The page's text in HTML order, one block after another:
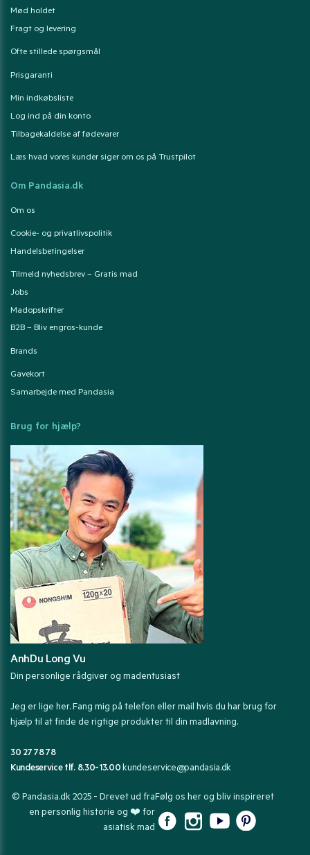
Mød holdet
Fragt og levering
Ofte stillede spørgsmål
Prisgaranti
Min indkøbsliste
Log ind på din konto
Tilbagekaldelse af fødevarer
Læs hvad vores kunder siger om os på Trustpilot
Om Pandasia.dk
Om os
Cookie- og privatlivspolitik
Handelsbetingelser
Tilmeld nyhedsbrev – Gratis mad
Jobs
Madopskrifter
B2B – Bliv engros-kunde
Brands
Gavekort
Samarbejde med Pandasia
Brug for hjælp?
AnhDu Long Vu
Din personlige rådgiver og madentusiast
Jeg er lige her. Fang mig på telefon eller mail hvis du har brug for
hjælp til at finde de rigtige produkter til din madlavning.
30 27 78 78
Kundeservice tlf. 8.30-13.00kundeservice@pandasia.dk
© Pandasia.dk 2025 - Drevet ud fra
en personlig historie og ❤️ for
asiatisk mad
Følg os her og bliv inspireret